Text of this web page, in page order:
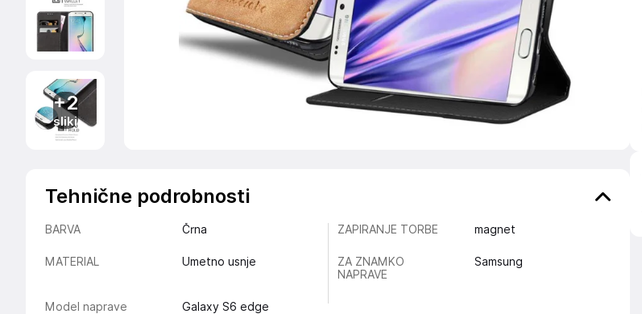
+2
sliki
Tehnične podrobnosti
BARVA Črna ZAPIRANJE TORBE magnet
MATERIAL Umetno usnje
ZA ZNAMKO
NAPRAVE
Samsung
Model naprave Galaxy S6 edge